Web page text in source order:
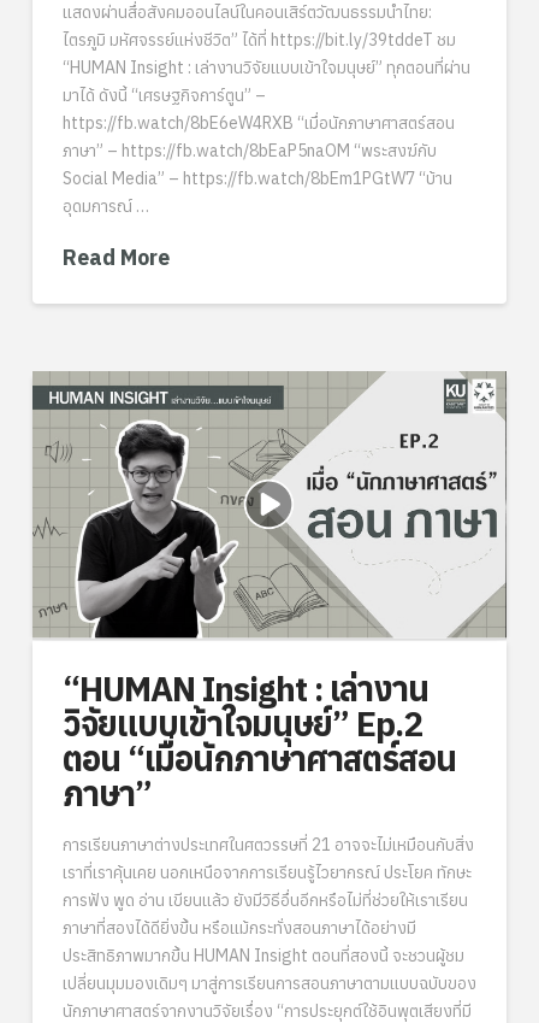
แสดงผ่านสื่อสังคมออนไลน์ในคอนเสิร์ตวัฒนธรรมนำไทย:
ไตรภูมิ มหัศจรรย์แห่งชีวิต” ได้ที่ https://bit.ly/39tddeT ชม
“HUMAN Insight : เล่างานวิจัยแบบเข้าใจมนุษย์” ทุกตอนที่ผ่าน
มาได้ ดังนี้ “เศรษฐกิจการ์ตูน” –
https://fb.watch/8bE6eW4RXB “เมื่อนักภาษาศาสตร์สอน
ภาษา” – https://fb.watch/8bEaP5naOM “พระสงฆ์กับ
Social Media” – https://fb.watch/8bEm1PGtW7 “บ้าน
อุดมการณ์ …
Read More
“HUMAN Insight : เล่างาน
วิจัยแบบเข้าใจมนุษย์” Ep.2
ตอน “เมื่อนักภาษาศาสตร์สอน
ภาษา”
การเรียนภาษาต่างประเทศในศตวรรษที่ 21 อาจจะไม่เหมือนกับสิ่ง
เราที่เราคุ้นเคย นอกเหนือจากการเรียนรู้ไวยากรณ์ ประโยค ทักษะ
การฟัง พูด อ่าน เขียนแล้ว ยังมีวิธีอื่นอีกหรือไม่ที่ช่วยให้เราเรียน
ภาษาที่สองได้ดียิ่งขึ้น หรือแม้กระทั่งสอนภาษาได้อย่างมี
ประสิทธิภาพมากขึ้น HUMAN Insight ตอนที่สองนี้ จะชวนผู้ชม
เปลี่ยนมุมมองเดิมๆ มาสู่การเรียนการสอนภาษาตามแบบฉบับของ
นักภาษาศาสตร์จากงานวิจัยเรื่อง “การประยุกต์ใช้อินพุตเสียงที่มี